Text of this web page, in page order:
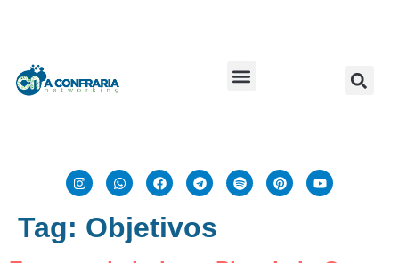
Tag: Objetivos